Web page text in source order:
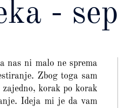
-
nas ni malo ne sprema
Zbog toga sam
zajedno, korak po korak
Ideja mi je da vam